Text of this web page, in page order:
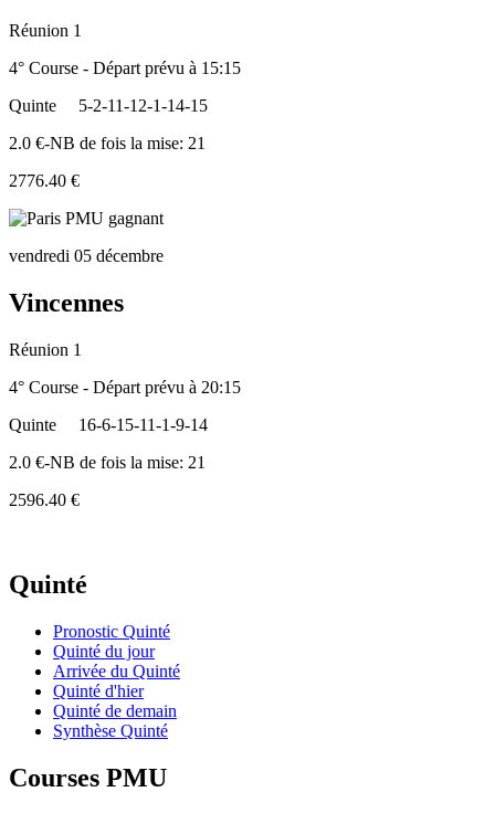
Réunion 1
4° Course - Départ prévu à 15:15
Quinte
5-2-11-12-1-14-15
2.0 €-NB de fois la mise: 21
2776.40 €
vendredi 05 décembre
Vincennes
Réunion 1
4° Course - Départ prévu à 20:15
Quinte
16-6-15-11-1-9-14
2.0 €-NB de fois la mise: 21
2596.40 €
Quinté
Pronostic Quinté
Quinté du jour
Arrivée du Quinté
Quinté d'hier
Quinté de demain
Synthèse Quinté
Courses PMU